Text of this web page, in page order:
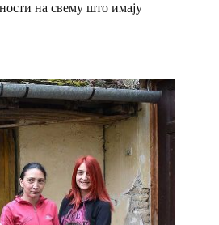
на свему што имају